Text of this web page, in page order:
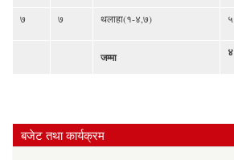
७ ७ थलाहा(१-४,७)
जम्मा
बजेट तथा कार्यक्रम